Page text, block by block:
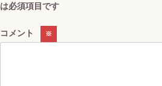
は必須項目です
コメント ※